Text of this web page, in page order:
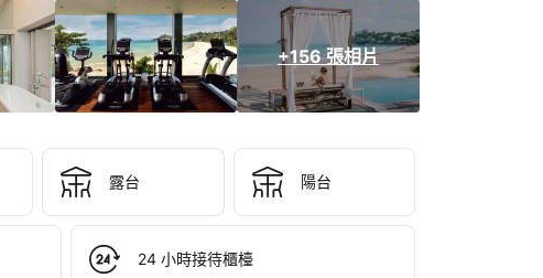
+156 張相片
露台 陽台
24 小時接待櫃檯